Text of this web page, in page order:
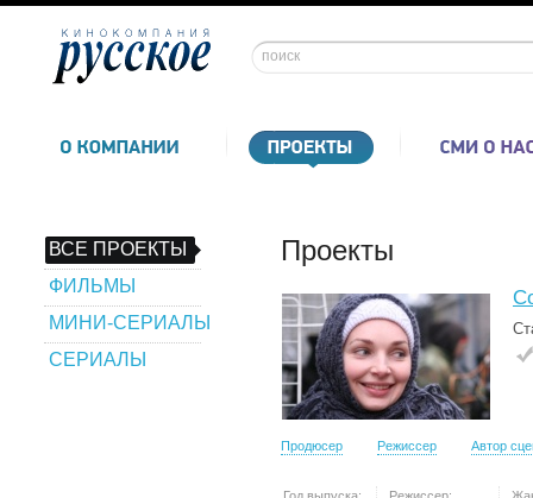
ВСЕ ПРОЕКТЫ
ФИЛЬМЫ
МИНИ-СЕРИАЛЫ
СЕРИАЛЫ
Проекты
Продюсер Режиссер Автор